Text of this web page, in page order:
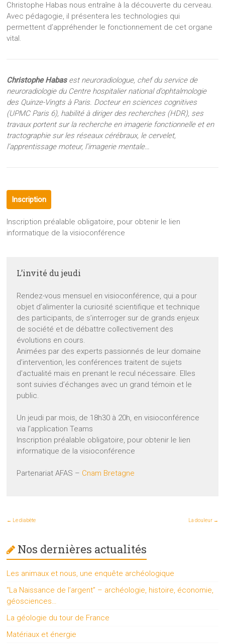
Christophe Habas nous entraîne à la découverte du cerveau.
Avec pédagogie, il présentera les technologies qui
permettent d’appréhender le fonctionnement de cet organe
vital.
Christophe Habasest neuroradiologue, chef du service de
neuroradiologie du Centre hospitalier national d’ophtalmologie
des Quinze-Vingts à Paris. Docteur en sciences cognitives
(UPMC Paris 6), habilité à diriger des recherches (HDR), ses
travaux portent sur la recherche en imagerie fonctionnelle et en
tractographie sur les réseaux cérébraux, le cervelet,
l’apprentissage moteur, l’imagerie mentale…
Inscription
Inscription préalable obligatoire, pour obtenir le lien
informatique de la visioconférence
L’invité du jeudi
Rendez-vous mensuel en visioconférence, qui a pour
objet d’alimenter la curiosité scientifique et technique
des participants, de s’interroger sur de grands enjeux
de société et de débattre collectivement des
évolutions en cours.
Animées par des experts passionnés de leur domaine
d’intervention, les conférences traitent de sujets
d’actualité mais en prenant le recul nécessaire. Elles
sont suivies d’échanges avec un grand témoin et le
public.
Un jeudi par mois, de 18h30 à 20h, en visioconférence
via l’application Teams
Inscription préalable obligatoire, pour obtenir le lien
informatique de la visioconférence
Partenariat AFAS – Cnam Bretagne
← Le diabète La douleur →
Nos dernières actualités
Les animaux et nous, une enquête archéologique
“La Naissance de l’argent” – archéologie, histoire, économie,
géosciences…
La géologie du tour de France
Matériaux et énergie